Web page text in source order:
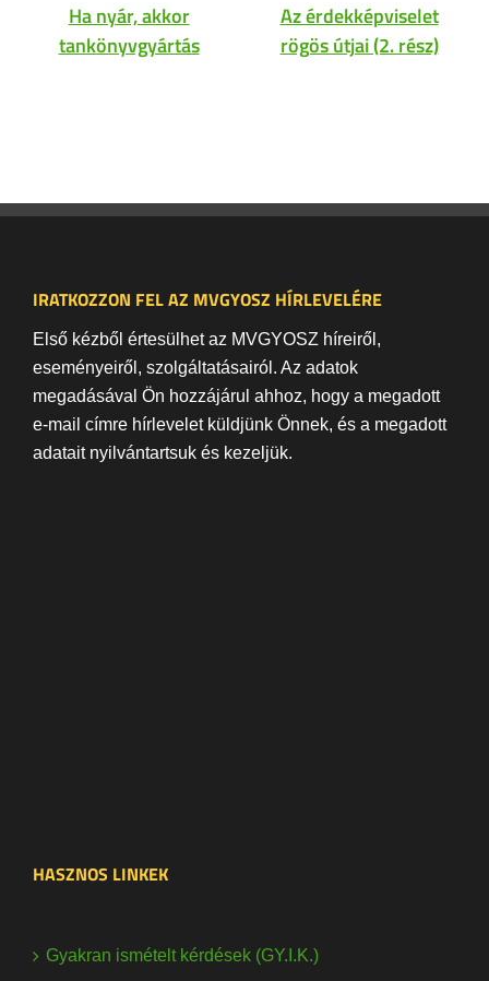
Ha nyár, akkor
tankönyvgyártás
Az érdekképviselet
rögös útjai (2. rész)
IRATKOZZON FEL AZ MVGYOSZ HÍRLEVELÉRE
Első kézből értesülhet az MVGYOSZ híreiről,
eseményeiről, szolgáltatásairól. Az adatok
megadásával Ön hozzájárul ahhoz, hogy a megadott
e-mail címre hírlevelet küldjünk Önnek, és a megadott
adatait nyilvántartsuk és kezeljük.
HASZNOS LINKEK
Gyakran ismételt kérdések (GY.I.K.)